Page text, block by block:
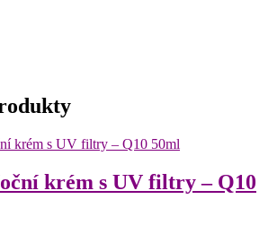
krém s UV filtry – Q10